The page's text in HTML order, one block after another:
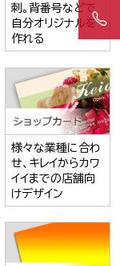
刺。背番号などで
自分オリジナルを
作れる
様々な業種に合わ
せ、キレイからカワ
イイまでの店舗向
けデザイン